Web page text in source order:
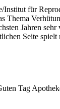
für
Jahren
Seite
Tag